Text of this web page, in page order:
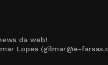
da web!
Lopes (gilmar@e-